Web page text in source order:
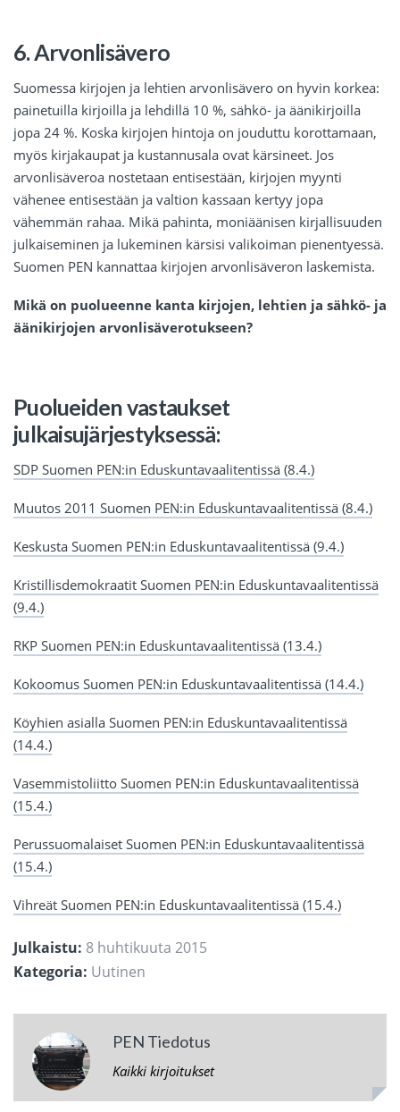
6. Arvonlisävero
Suomessa kirjojen ja lehtien arvonlisävero on hyvin korkea:
painetuilla kirjoilla ja lehdillä 10 %, sähkö- ja äänikirjoilla
jopa 24 %. Koska kirjojen hintoja on jouduttu korottamaan,
myös kirjakaupat ja kustannusala ovat kärsineet. Jos
arvonlisäveroa nostetaan entisestään, kirjojen myynti
vähenee entisestään ja valtion kassaan kertyy jopa
vähemmän rahaa. Mikä pahinta, moniäänisen kirjallisuuden
julkaiseminen ja lukeminen kärsisi valikoiman pienentyessä.
Suomen PEN kannattaa kirjojen arvonlisäveron laskemista.
Mikä on puolueenne kanta kirjojen, lehtien ja sähkö- ja
äänikirjojen arvonlisäverotukseen?
Puolueiden vastaukset
julkaisujärjestyksessä:
SDP Suomen PEN:in Eduskuntavaalitentissä (8.4.)
Muutos 2011 Suomen PEN:in Eduskuntavaalitentissä (8.4.)
Keskusta Suomen PEN:in Eduskuntavaalitentissä (9.4.)
Kristillisdemokraatit Suomen PEN:in Eduskuntavaalitentissä
(9.4.)
RKP Suomen PEN:in Eduskuntavaalitentissä (13.4.)
Kokoomus Suomen PEN:in Eduskuntavaalitentissä (14.4.)
Köyhien asialla Suomen PEN:in Eduskuntavaalitentissä
(14.4.)
Vasemmistoliitto Suomen PEN:in Eduskuntavaalitentissä
(15.4.)
Perussuomalaiset Suomen PEN:in Eduskuntavaalitentissä
(15.4.)
Vihreät Suomen PEN:in Eduskuntavaalitentissä (15.4.)
Julkaistu: 8 huhtikuuta 2015
Kategoria: Uutinen
PEN Tiedotus
Kaikki kirjoitukset